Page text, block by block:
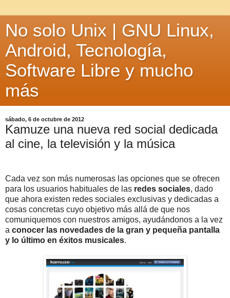
No solo Unix | GNU Linux,
Android, Tecnología,
Software Libre y mucho
más
sábado, 6 de octubre de 2012
Kamuze una nueva red social dedicada
al cine, la televisión y la música
Cada vez son más numerosas las opciones que se ofrecen
para los usuarios habituales de las redes sociales, dado
que ahora existen redes sociales exclusivas y dedicadas a
cosas concretas cuyo objetivo más allá de que nos
comuniquemos con nuestros amigos, ayudándonos a la vez
a conocer las novedades de la gran y pequeña pantalla
y lo último en éxitos musicales.